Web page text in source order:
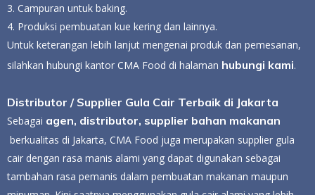
3. Campuran untuk baking.
4. Produksi pembuatan kue kering dan lainnya.
Untuk keterangan lebih lanjut mengenai produk dan pemesanan,
silahkan hubungi kantor CMA Food di halaman hubungi kami.
Distributor / Supplier Gula Cair Terbaik di Jakarta
Sebagai agen, distributor, supplier bahan makanan
berkualitas di Jakarta, CMA Food juga merupakan supplier gula
cair dengan rasa manis alami yang dapat digunakan sebagai
tambahan rasa pemanis dalam pembuatan makanan maupun